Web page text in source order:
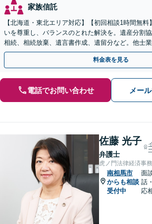
家族信託
【北海道・東北エリア対応】【初回相談1時間無料
いを尊重し、バランスのとれた解決を。遺産分割
相続、相続放棄、遺言書作成、遺留分など。他士
トップで対応します【休日・夜間面談OK】
料金表を見る
電話でお問い合わせ メー
佐藤 光子
弁護士
虎ノ門法律経済事
南相馬市
からも相談
受付中
面
話
応